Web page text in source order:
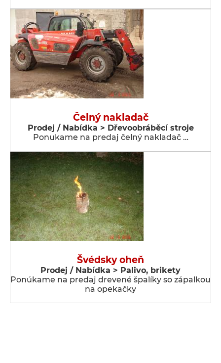
Čelný nakladač
Prodej / Nabídka > Dřevoobráběcí stroje
Ponukame na predaj čelný nakladač …
Švédsky oheň
Prodej / Nabídka > Palivo, brikety
Ponúkame na predaj drevené špalíky so zápalkou
na opekačky